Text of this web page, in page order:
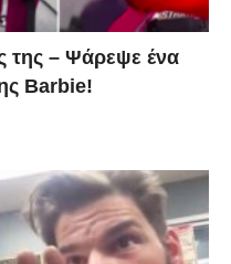
της – Ψάρεψε ένα
Barbie!